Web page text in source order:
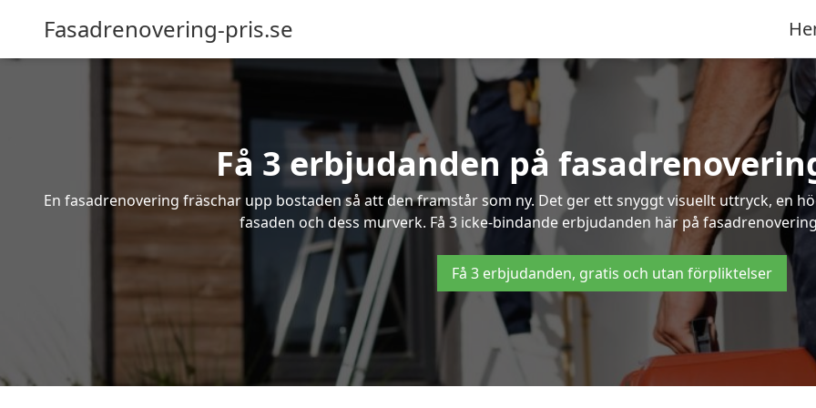
Fasadrenovering-pris.se
Få 3 erbjudanden på
En fasadrenovering fräschar upp bostaden så att den framstår som ny. Det ger ett snyggt visuellt uttryck, en
fasaden och dess murverk. Få 3 icke-bindande erbjudanden här på
Få 3 erbjudanden, gratis och utan förpliktelser